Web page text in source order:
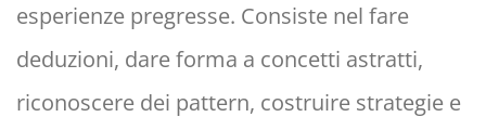
esperienze pregresse. Consiste nel fare
deduzioni, dare forma a concetti astratti,
riconoscere dei pattern, costruire strategie e